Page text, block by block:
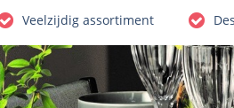
Veelzijdig assortiment